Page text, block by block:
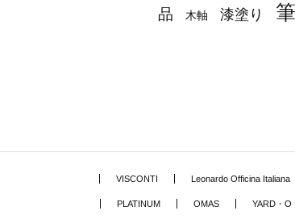
品 木軸 漆塗り
VISCONTI Leonardo Officina Italiana
PLATINUM OMAS YARD・O